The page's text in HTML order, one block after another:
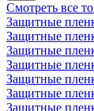
Смотреть все
Защитные
Защитные
Защитные
Защитные
Защитные
Защитные
Защитные